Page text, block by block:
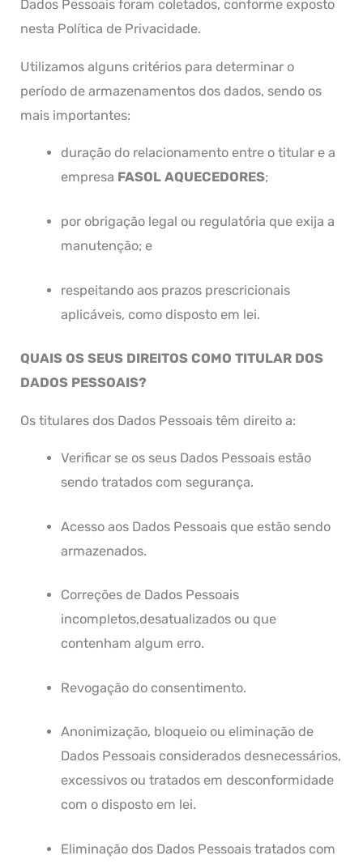
Dados Pessoais foram coletados, conforme exposto
nesta Política de Privacidade.
Utilizamos alguns critérios para determinar o
período de armazenamentos dos dados, sendo os
mais importantes:
duração do relacionamento entre o titular e a
empresa FASOL AQUECEDORES;
por obrigação legal ou regulatória que exija a
manutenção; e
respeitando aos prazos prescricionais
aplicáveis, como disposto em lei.
QUAIS OS SEUS DIREITOS COMO TITULAR DOS
DADOS PESSOAIS?
Os titulares dos Dados Pessoais têm direito a:
Verificar se os seus Dados Pessoais estão
sendo tratados com segurança.
Acesso aos Dados Pessoais que estão sendo
armazenados.
Correções de Dados Pessoais
incompletos,desatualizados ou que
contenham algum erro.
Revogação do consentimento.
Anonimização, bloqueio ou eliminação de
Dados Pessoais considerados desnecessários,
excessivos ou tratados em desconformidade
com o disposto em lei.
Eliminação dos Dados Pessoais tratados com